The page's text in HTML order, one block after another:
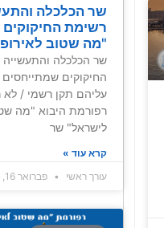
שר הכלכלה
רשימת
"מה שטוב
שר הכלכלה
החיקוקים
עליהם תקן רשמי /
רפורמת היבוא "מה
לישראל" שר
קרא עוד »
עורך ראשי
פברואר 16, 2025